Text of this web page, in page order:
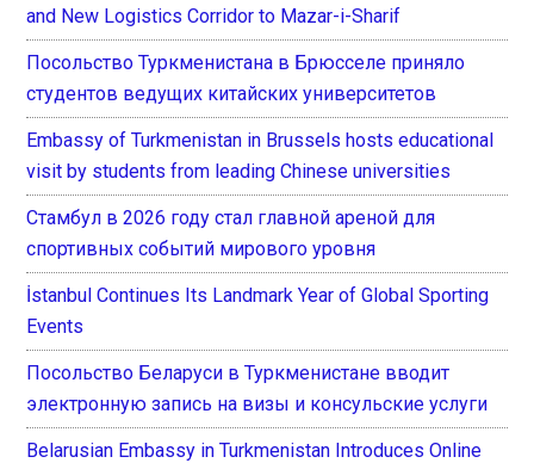
and New Logistics Corridor to Mazar-i-Sharif
Посольство Туркменистана в Брюсселе приняло
студентов ведущих китайских университетов
Embassy of Turkmenistan in Brussels hosts educational
visit by students from leading Chinese universities
Стамбул в 2026 году стал главной ареной для
спортивных событий мирового уровня
İstanbul Continues Its Landmark Year of Global Sporting
Events
Посольство Беларуси в Туркменистане вводит
электронную запись на визы и консульские услуги
Belarusian Embassy in Turkmenistan Introduces Online